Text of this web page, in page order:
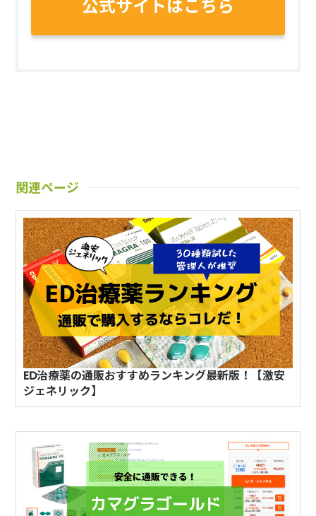
公式サイトはこちら
関連ページ
ED治療薬の通販おすすめランキング最新版！【激安
ジェネリック】